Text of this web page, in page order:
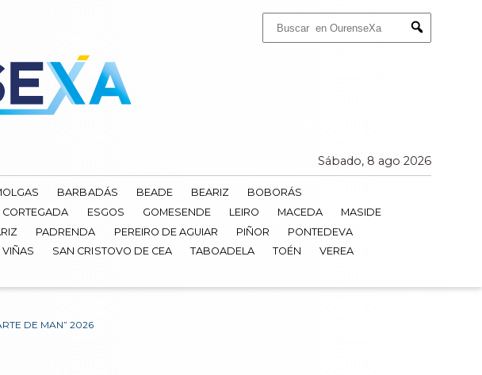
Submit
Sábado, 8 ago 2026
BARBADÁS BEADE BEARIZ
BOBORÁS
CORTEGADA ESGOS GOMESENDE LEIRO MACEDA
MASIDE
PADRENDA PEREIRO DE AGUIAR PIÑOR
PONTEDEVA
SAN CRISTOVO DE CEA TABOADELA TOÉN
VEREA
DE MAN” 2026